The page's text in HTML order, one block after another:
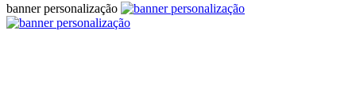
banner personalização